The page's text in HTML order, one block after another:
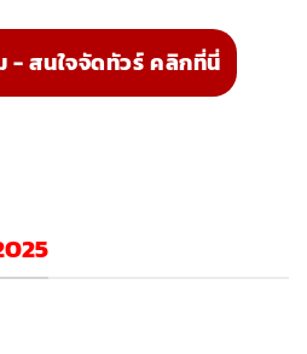
- สนใจจัดทัวร์ คลิกที่นี่